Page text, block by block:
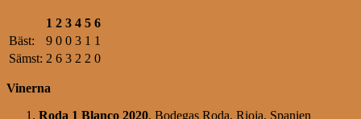
1 2 3 4 5 6
Bäst:
9 0 0 3 1 1
Sämst: 2 6 3 2 2 0
Vinerna
Roda 1 Blanco 2020, Bodegas Roda, Rioja, Spanien